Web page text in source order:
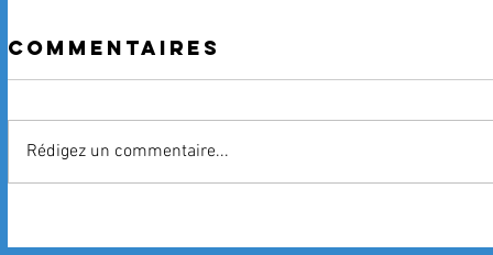
Commentaires
Rédigez un commentaire...